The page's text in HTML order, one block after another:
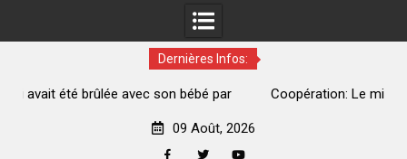
Dernières Infos:
Coopération: Le ministre Indien Kirti Vardhan Singh à
09 Août, 2026